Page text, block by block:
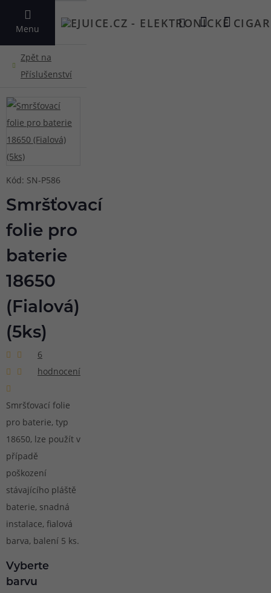
Menu
VYHLEDAT
Kód: SN-P586
Smršťovací
folie pro
baterie
18650
(Fialová)
(5ks)
6
hodnocení
Smršťovací folie
pro baterie, typ
18650, lze použít v
případě
poškození
stávajícího pláště
baterie, snadná
instalace, fialová
barva, balení 5 ks.
Vyberte
barvu